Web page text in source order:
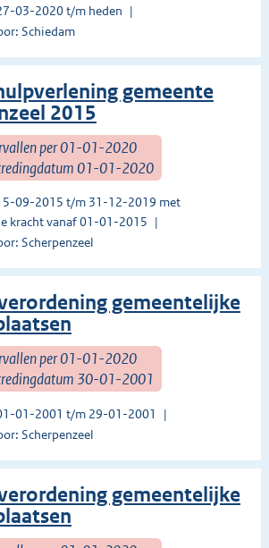
03-2020 t/m heden
Schiedam
gemeente
2015
per 01-01-2020
01-01-2020
09-2015 t/m 31-12-2019 met
kracht vanaf 01-01-2015
Scherpenzeel
gemeentelijke
per 01-01-2020
30-01-2001
01-2001 t/m 29-01-2001
Scherpenzeel
gemeentelijke